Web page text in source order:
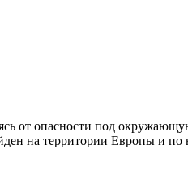
от опасности под
на территории Европы и